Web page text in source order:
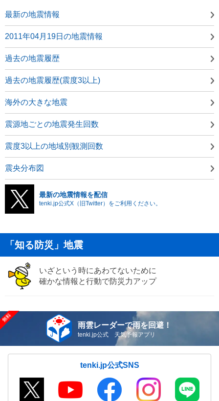
最新の地震情報
2011年04月19日の地震情報
過去の地震履歴
過去の地震履歴(震度3以上)
海外の大きな地震
震源地ごとの地震発生回数
震度3以上の地域別観測回数
震央分布図
最新の地震情報を配信
tenki.jp公式X（旧Twitter）をご利用ください。
「知る防災」地震
いざという時にあわてないために
確かな情報と行動で防災力アップ
雨雲レーダーで雨を回避！
tenki.jp公式 天気予報アプリ
tenki.jp公式SNS